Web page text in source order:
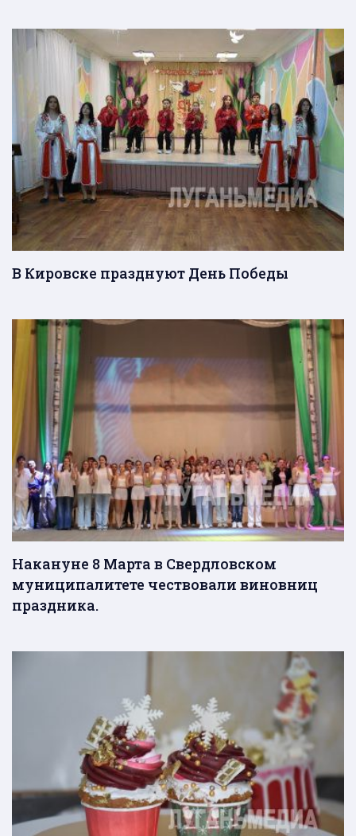
В Кировске празднуют День Победы
Накануне 8 Марта в Свердловском
муниципалитете чествовали виновниц
праздника.